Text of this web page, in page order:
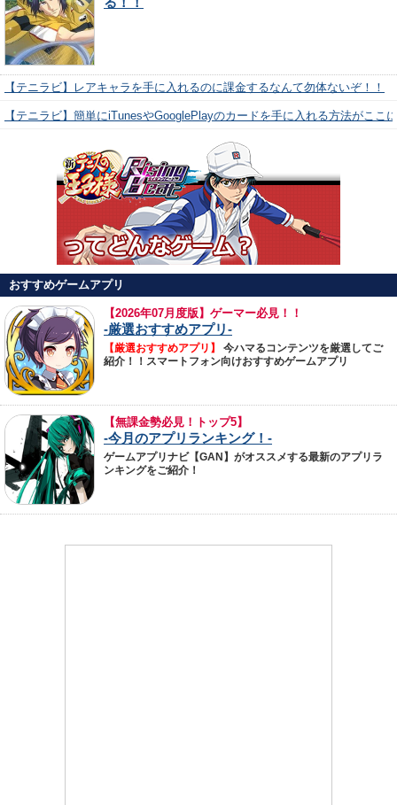
【テニラビ】レアキャラを手に入れるのに課金するなんて勿体ないぞ！！
【テニラビ】簡単にiTunesやGooglePlayのカードを手に入れる方法がここ
おすすめゲームアプリ
【2026年07月度版】ゲーマー必見！！
-厳選おすすめアプリ-
【厳選おすすめアプリ】
今ハマるコンテンツを厳選してご
紹介！！スマートフォン向けおすすめゲームアプリ
【無課金勢必見！トップ5】
-今月のアプリランキング！-
ゲームアプリナビ【GAN】がオススメする最新のアプリラ
ンキングをご紹介！